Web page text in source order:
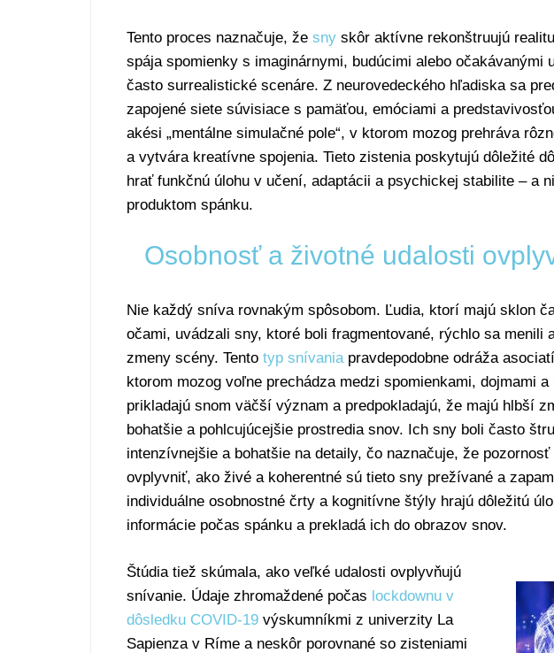
Tento proces naznačuje, že sny skôr aktívne rekonštruujú
spája spomienky s imaginárnymi, budúcimi alebo očakávanými
často surrealistické scenáre. Z neurovedeckého hľadiska sa
zapojené siete súvisiace s pamäťou, emóciami a
akési „mentálne simulačné pole“, v ktorom mozog prehráva
a vytvára kreatívne spojenia. Tieto zistenia poskytujú dôležité
hrať funkčnú úlohu v učení, adaptácii a psychickej stabilite – a
produktom spánku.
Osobnosť a životné udalosti
Nie každý sníva rovnakým spôsobom. Ľudia, ktorí majú sklon
očami, uvádzali sny, ktoré boli fragmentované, rýchlo sa menili
zmeny scény. Tento typ snívaniapravdepodobne odráža
ktorom mozog voľne prechádza medzi spomienkami, dojmami
prikladajú snom väčší význam a predpokladajú, že majú hlbší
bohatšie a pohlcujúcejšie prostredia snov. Ich sny boli často
intenzívnejšie a bohatšie na detaily, čo naznačuje, že
ovplyvniť, ako živé a koherentné sú tieto sny prežívané a
individuálne osobnostné črty a kognitívne štýly hrajú dôležitú
informácie počas spánku a prekladá ich do obrazov snov.
Štúdia tiež skúmala, ako veľké udalosti ovplyvňujú
snívanie. Údaje zhromaždené počas lockdownu v
dôsledku COVID-19 výskumníkmi z univerzity La
Sapienza v Ríme a neskôr porovnané so zisteniami